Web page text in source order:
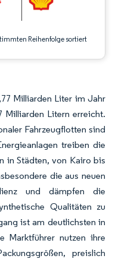
Reihenfolge sortiert
Milliarden Liter im Jahr
Milliarden Litern erreicht.
Fahrzeugflotten sind
treiben die
in Städten, von Kairo bis
die aus neuen
und dämpfen die
Qualitäten zu
ist am deutlichsten in
Marktführer nutzen ihre
preislich